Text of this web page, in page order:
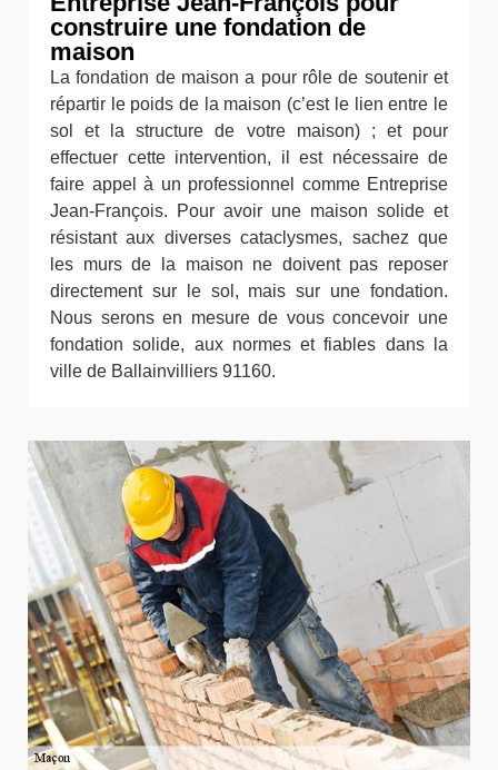
construire une fondation de
maison
La fondation de maison a pour rôle de soutenir et
répartir le poids de la maison (c’est le lien entre le
sol et la structure de votre maison) ; et pour
effectuer cette intervention, il est nécessaire de
faire appel à un professionnel comme Entreprise
Jean-François. Pour avoir une maison solide et
résistant aux diverses cataclysmes, sachez que
les murs de la maison ne doivent pas reposer
directement sur le sol, mais sur une fondation.
Nous serons en mesure de vous concevoir une
fondation solide, aux normes et fiables dans la
ville de Ballainvilliers 91160.